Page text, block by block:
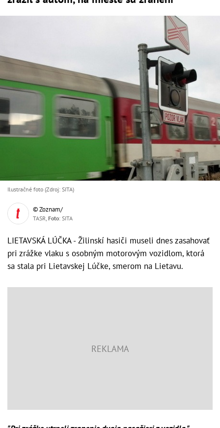
Ilustračné foto (Zdroj: SITA)
© Zoznam/
TASR, Foto: SITA
LIETAVSKÁ LÚČKA - Žilinskí hasiči museli dnes zasahovať
pri zrážke vlaku s osobným motorovým vozidlom, ktorá
sa stala pri Lietavskej Lúčke, smerom na Lietavu.